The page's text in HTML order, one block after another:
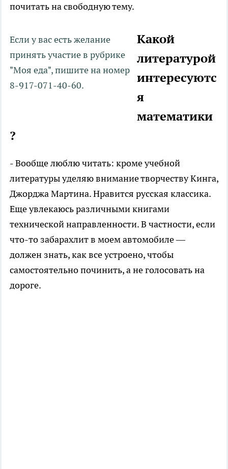
почитать на свободную тему.
Если у вас есть желание
принять участие в рубрике
"Моя еда", пишите на номер
8-917-071-40-60.
Какой
литературой
интересуютс
я
математики
?
- Вообще люблю читать: кроме учебной
литературы уделяю внимание творчеству Кинга,
Джорджа Мартина. Нравится русская классика.
Еще увлекаюсь различными книгами
технической направленности. В частности, если
что-то забарахлит в моем автомобиле —
должен знать, как все устроено, чтобы
самостоятельно починить, а не голосовать на
дороге.